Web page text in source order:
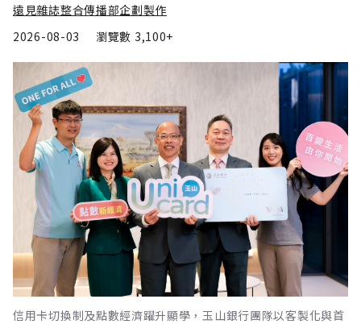
遠見雜誌整合傳播部企劃製作
2026-08-03
瀏覽數 3,100+
信用卡切換制及點數經濟躍升顯學，玉山銀行團隊以客製化與首